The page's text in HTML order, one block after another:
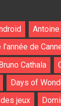
de
Cathala
Days of
jeux